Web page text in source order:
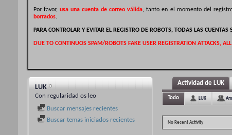
Por favor,usa una cuenta de correo válida, tanto en el momento del
borrados.
PARA CONTROLAR Y EVITAR EL REGISTRO DE ROBOTS, TODAS LAS
DUE TO CONTINUOS SPAM/ROBOTS FAKE USER REGISTRATION ATTACKS,
LUK
Con regularidad os leo
Buscar mensajes recientes
Buscar temas iniciados recientes
Actividad de LUK
Todo LUK
No Recent Activity